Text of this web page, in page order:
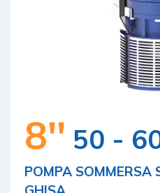
8'' 50 -
POMPA SOMMERSA